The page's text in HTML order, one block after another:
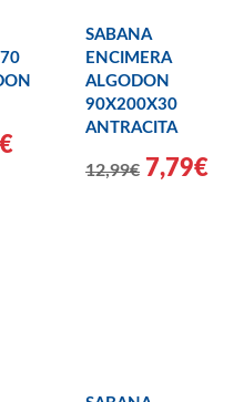
SABANA
ENCIMERA
ALGODON
90X200X30
ANTRACITA
12,99€ 7,79€